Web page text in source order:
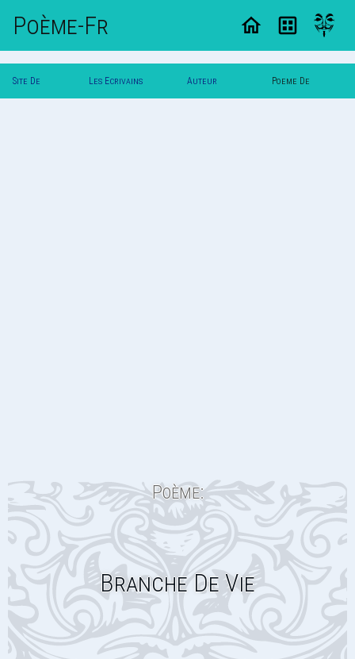
Poème-Fr
Site De Les Ecrivains Auteur Poeme De
Poème:
Branche De Vie